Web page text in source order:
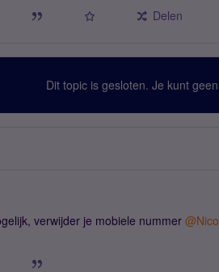
Delen
Dit topic is gesloten. Je kunt
verwijder je mobiele nummer